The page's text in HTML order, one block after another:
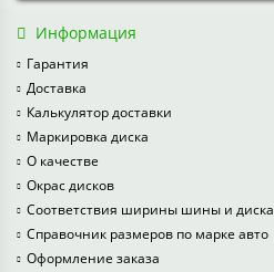
Информация
Гарантия
Доставка
Калькулятор доставки
Маркировка диска
О качестве
Окрас дисков
Соответствия ширины шины и диска
Справочник размеров по марке авто
Оформление заказа